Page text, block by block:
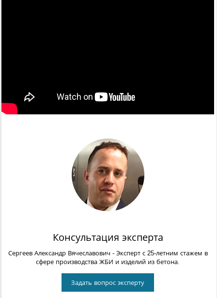
Консультация эксперта
Сергеев Александр Вячеславович - Эксперт с 25-летним стажем в
сфере производства ЖБИ и изделий из бетона.
Задать вопрос эксперту